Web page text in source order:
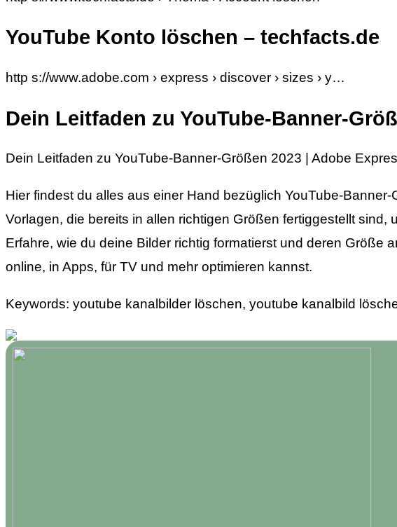
YouTube Konto löschen – techfacts.de
http s://www.adobe.com › express › discover › sizes › y…
Dein Leitfaden zu YouTube-Banner-
Dein Leitfaden zu YouTube-Banner-Größen 2023 | Adobe
Hier findest du alles aus einer Hand bezüglich YouTube-
Vorlagen, die bereits in allen richtigen Größen fertiggestellt
Erfahre, wie du deine Bilder richtig formatierst und deren Größe
online, in Apps, für TV und mehr optimieren kannst.
Keywords: youtube kanalbilder löschen, youtube kanalbild